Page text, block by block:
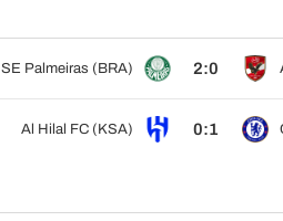
SE Palmeiras (BRA) 2:0
Al Hilal FC (KSA) 0:1